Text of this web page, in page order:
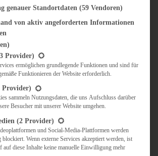
DIPS, SAUCEN, CHUTNEYS
KÜCHENGESCHENKE
UNTERWEGS
KULINARISCH UNTERWEGS
genauer Standortdaten (59 Vendoren)
von aktiv angeforderten Informationen
Service-Gruppen, für die eine Einwilligung erteilt werden
Provider)
ermöglichen grundlegende Funktionen und sind für
Funktionieren der Website erforderlich.
Provider)
sammeln Nutzungsdaten, die uns Aufschluss darüber
Besucher mit unserer Website umgehen.
(2 Provider)
und Social-Media-Plattformen werden
blockiert. Wenn externe Services akzeptiert werden, ist
auf diese Inhalte keine manuelle Einwilligung mehr